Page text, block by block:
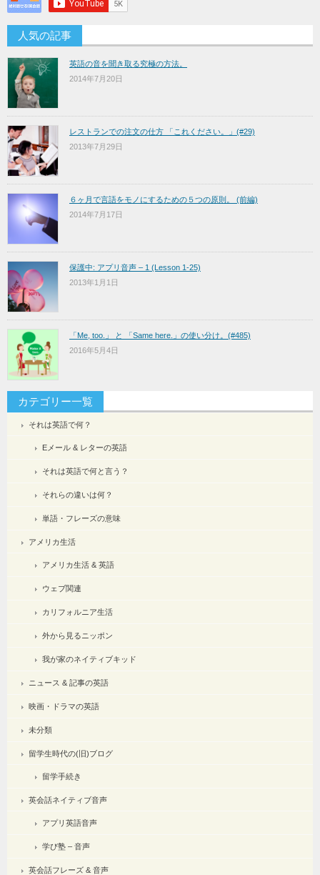
人気の記事
英語の音を聞き取る究極の方法。
2014年7月20日
レストランでの注文の仕方 「これください。」(#29)
2013年7月29日
６ヶ月で言語をモノにするための５つの原則。 (前編)
2014年7月17日
保護中: アプリ音声 – 1 (Lesson 1-25)
2013年1月1日
「Me, too.」 と 「Same here.」の使い分け。(#485)
2016年5月4日
カテゴリー一覧
それは英語で何？
Eメール & レターの英語
それは英語で何と言う？
それらの違いは何？
単語・フレーズの意味
アメリカ生活
アメリカ生活 & 英語
ウェブ関連
カリフォルニア生活
外から見るニッポン
我が家のネイティブキッド
ニュース & 記事の英語
映画・ドラマの英語
未分類
留学生時代の(旧)ブログ
留学手続き
英会話ネイティブ音声
アプリ英語音声
学び塾 – 音声
英会話フレーズ & 音声